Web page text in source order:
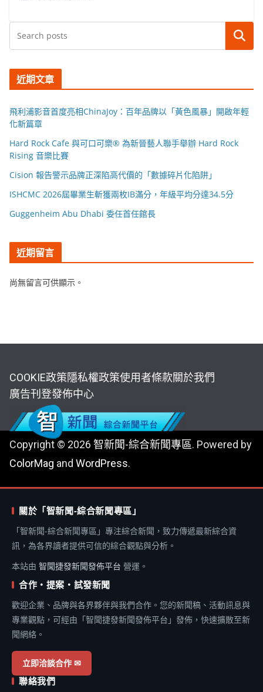
搜尋
近期文章
飛利浦影音首度亮相ChinaJoy：百年品牌以「黃色風暴」開啟年輕
化新篇章
Hard Rock Cafe 與可口可樂® 為新晉藝人聯手舉辦 Hard Rock
Rising 音樂比賽
Cision 報告警示品牌正深陷高代價的「數據碎片化陷阱」
ISHCMC 2026屆畢業生斬獲兩枚IB滿分，年級平均分達34.5分
Guggenheim Abu Dhabi 委任首任館長
近期留言
尚無留言可供顯示。
COOKIE政策隱私權政策使用者條款關於我們
廣告刊登發佈中心
Copyright © 2026 智新聞-綜合新聞專區. Powered by
ColorMag and WordPress.
關於「智新聞-綜合新聞專區」
「智新聞-綜合新聞專區」專注綜合新聞，致力傳遞最新綜合資
訊，為各界讀者提供可信的綜合觀點與分析。
本站由 智聞捷發新聞發佈平台 營運。
合作・提案・試發新聞
歡迎企業、品牌與各界夥伴與我們合作。您的新聞稿、活動訊息與
專業觀點，可經由「智聞捷發新聞發佈平台」發佈，快速擴散至新
聞網絡。
立即洽談合作 ✉
聯絡我們